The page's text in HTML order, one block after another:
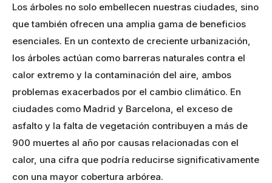
Los árboles no solo embellecen nuestras ciudades, sino
que también ofrecen una amplia gama de beneficios
esenciales. En un contexto de creciente urbanización,
los árboles actúan como barreras naturales contra el
calor extremo y la contaminación del aire, ambos
problemas exacerbados por el cambio climático. En
ciudades como Madrid y Barcelona, el exceso de
asfalto y la falta de vegetación contribuyen a más de
900 muertes al año por causas relacionadas con el
calor, una cifra que podría reducirse significativamente
con una mayor cobertura arbórea​.